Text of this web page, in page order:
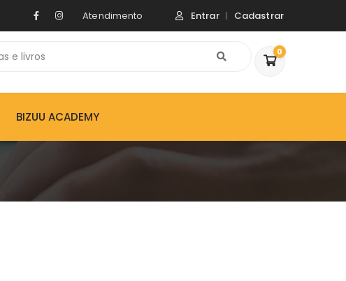
Atendimento Entrar Cadastrar
0
BIZUU ACADEMY